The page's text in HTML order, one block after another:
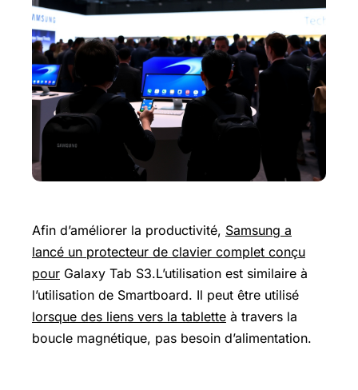
Afin d’améliorer la productivité, Samsung a
lancé un protecteur de clavier complet conçu
pour Galaxy Tab S3.L’utilisation est similaire à
l’utilisation de Smartboard. Il peut être utilisé
lorsque des liens vers la tablette à travers la
boucle magnétique, pas besoin d’alimentation.